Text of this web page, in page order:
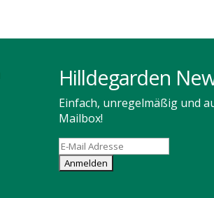
Hilldegarden
Einfach, unregelmäßig und
Mailbox!